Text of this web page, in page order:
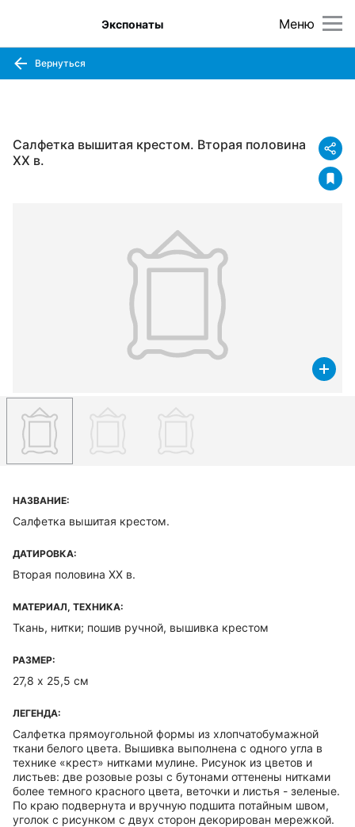
Меню
Экспонаты
Вернуться
Салфетка вышитая крестом. Вторая половина
ХХ в.
НАЗВАНИЕ:
Салфетка вышитая крестом.
ДАТИРОВКА:
Вторая половина ХХ в.
МАТЕРИАЛ, ТЕХНИКА:
Ткань, нитки; пошив ручной, вышивка крестом
РАЗМЕР:
27,8 х 25,5 см
ЛЕГЕНДА:
Салфетка прямоугольной формы из хлопчатобумажной
ткани белого цвета. Вышивка выполнена с одного угла в
технике «крест» нитками мулине. Рисунок из цветов и
листьев: две розовые розы с бутонами оттенены нитками
более темного красного цвета, веточки и листья - зеленые.
По краю подвернута и вручную подшита потайным швом,
уголок с рисунком с двух сторон декорирован мережкой.